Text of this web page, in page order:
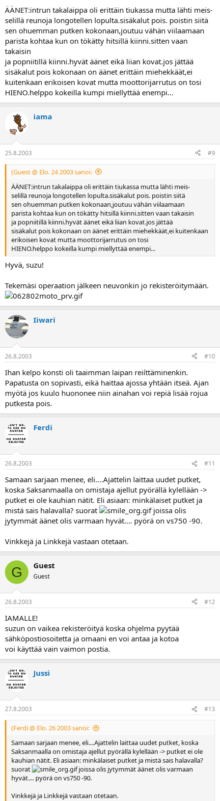
ÄÄNET:intrun takalaippa oli erittäin tiukassa mutta lähti meis-
selillä reunoja longotellen lopulta.sisäkalut pois. poistin siitä
sen ohuemman putken kokonaan,joutuu vähän viilaamaan
parista kohtaa kun on tökätty hitsillä kiinni.sitten vaan
takaisin
ja popniitillä kiinni.hyvät äänet eikä liian kovat.jos jättää
sisäkalut pois kokonaan on äänet erittäin miehekkäät,ei
kuitenkaan erikoisen kovat mutta moottorijarrutus on tosi
HIENO.helppo kokeilla kumpi miellyttää enempi...
iama
25.8.2003 #9
(Guest @ Elo. 24 2003 sanoi:
ÄÄNET:intrun takalaippa oli erittäin tiukassa mutta lähti meis-
selillä reunoja longotellen lopulta.sisäkalut pois. poistin siitä
sen ohuemman putken kokonaan,joutuu vähän viilaamaan
parista kohtaa kun on tökätty hitsillä kiinni.sitten vaan takaisin
ja popniitillä kiinni.hyvät äänet eikä liian kovat.jos jättää
sisäkalut pois kokonaan on äänet erittäin miehekkäät,ei kuitenkaan
erikoisen kovat mutta moottorijarrutus on tosi
HIENO.helppo kokeilla kumpi miellyttää enempi...
Hyvä, suzu!
Tekemäsi operaation jälkeen neuvonkin jo rekisteröitymään.
Iiwari
26.8.2003 #10
Ihan kelpo konsti oli taaimman laipan reiíttäminenkin.
Papatusta on sopivasti, eikä haittaa ajossa yhtään itseä. Ajan
myötä jos kuulo huononee niin ainahan voi repiä lisää rojua
putkesta pois.
Ferdi
26.8.2003 #11
Samaan sarjaan menee, eli....Ajattelin laittaa uudet putket,
koska Saksanmaalla on omistaja ajellut pyörällä kylellään ->
putket ei ole kauhian nätit. Eli asiaan: minkälaiset putket ja
mistä sais halavalla? suorat
joissa olis
jytymmät äänet olis varmaan hyvät.... pyörä on vs750 -90.
Vinkkejä ja Linkkejä vastaan otetaan.
G Guest
Guest
26.8.2003 #12
IAMALLE!
suzun on vaikea rekisteröityä koska ohjelma pyytää
sähköpostiosoitetta ja omaani en voi antaa ja kotoa
voi käyttää vain vaimon postia.
Jussi
27.8.2003 #13
(Ferdi @ Elo. 26 2003 sanoi:
Samaan sarjaan menee, eli....Ajattelin laittaa uudet putket, koska
Saksanmaalla on omistaja ajellut pyörällä kylellään -> putket ei ole
kauhian nätit. Eli asiaan: minkälaiset putket ja mistä sais halavalla?
suorat
joissa olis jytymmät äänet olis varmaan
hyvät.... pyörä on vs750 -90.
Vinkkejä ja Linkkejä vastaan otetaan.